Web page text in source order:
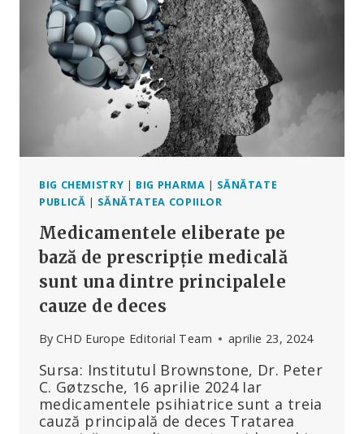
CU
VITAMINA
D
BIG CHEMISTRY | BIG PHARMA | SĂNĂTATE
PUBLICĂ | SĂNĂTATEA COPIILOR
Medicamentele eliberate pe
bază de prescripție medicală
sunt una dintre principalele
cauze de deces
By CHD Europe Editorial Team aprilie 23, 2024
Sursa: Institutul Brownstone, Dr. Peter
C. Gøtzsche, 16 aprilie 2024 Iar
medicamentele psihiatrice sunt a treia
cauză principală de deces Tratarea